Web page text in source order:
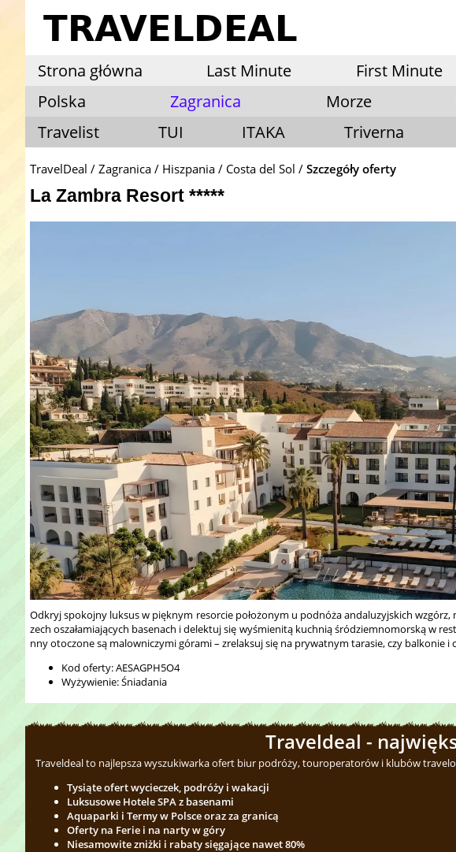
Strona główna Last Minute First Minute
Polska
Zagranica Morze
Travelist
TUI ITAKA Triverna
TravelDeal Zagranica Hiszpania Costa del Sol Szczegóły oferty
La Zambra Resort *****
Odkryj spokojny luksus w pięknym resorcie położonym u podnóża andaluzyjskich
zech oszałamiających basenach i delektuj się wyśmienitą kuchnią śródziemnomorską w
nny otoczone są malowniczymi górami – zrelaksuj się na prywatnym tarasie, czy balkonie
Kod oferty: AESAGPH5O4
Wyżywienie: Śniadania
Traveldeal -
Traveldeal to najlepsza wyszukiwarka ofert biur podróży, touroperatorów i klubów
Tysiąte ofert wycieczek, podróży i wakacji
Luksusowe Hotele SPA z basenami
Aquaparki i Termy w Polsce oraz za granicą
Oferty na Ferie i na narty w góry
Niesamowite zniżki i rabaty sięgające nawet 80%